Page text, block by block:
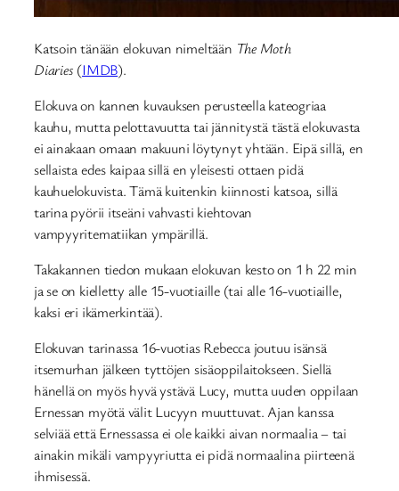
Katsoin tänään elokuvan nimeltään The Moth
Diaries (IMDB).
Elokuva on kannen kuvauksen perusteella kateogriaa
kauhu, mutta pelottavuutta tai jännitystä tästä elokuvasta
ei ainakaan omaan makuuni löytynyt yhtään. Eipä sillä, en
sellaista edes kaipaa sillä en yleisesti ottaen pidä
kauhuelokuvista. Tämä kuitenkin kiinnosti katsoa, sillä
tarina pyörii itseäni vahvasti kiehtovan
vampyyritematiikan ympärillä.
Takakannen tiedon mukaan elokuvan kesto on 1 h 22 min
ja se on kielletty alle 15-vuotiaille (tai alle 16-vuotiaille,
kaksi eri ikämerkintää).
Elokuvan tarinassa 16-vuotias Rebecca joutuu isänsä
itsemurhan jälkeen tyttöjen sisäoppilaitokseen. Siellä
hänellä on myös hyvä ystävä Lucy, mutta uuden oppilaan
Ernessan myötä välit Lucyyn muuttuvat. Ajan kanssa
selviää että Ernessassa ei ole kaikki aivan normaalia – tai
ainakin mikäli vampyyriutta ei pidä normaalina piirteenä
ihmisessä.